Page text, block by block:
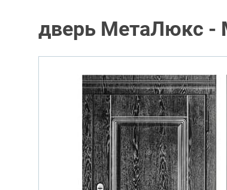
дверь МетаЛюкс -